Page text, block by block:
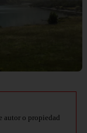
autor o propiedad